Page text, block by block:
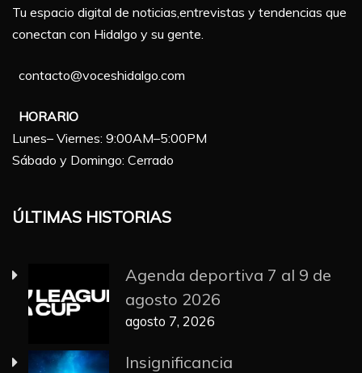
Tu espacio digital de noticias,entrevistas y tendencias que
conectan con Hidalgo y su gente.
contacto@voceshidalgo.com
HORARIO
Lunes– Viernes: 9:00AM–5:00PM
Sábado y Domingo: Cerrado
ÚLTIMAS HISTORIAS
Agenda deportiva 7 al 9 de
agosto 2026
agosto 7, 2026
Insignificancia